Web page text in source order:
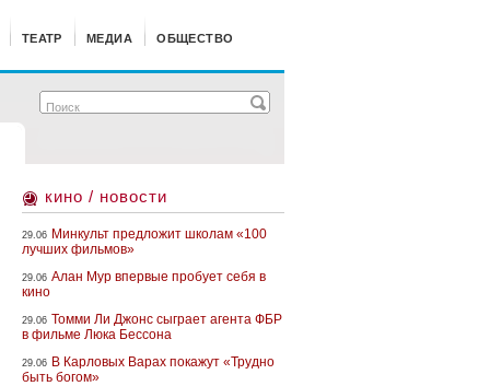
ТЕАТР МЕДИА ОБЩЕСТВО
кино / новости
29.06 Минкульт предложит школам «100
лучших фильмов»
29.06 Алан Мур впервые пробует себя в
кино
29.06 Томми Ли Джонс сыграет агента ФБР
в фильме Люка Бессона
29.06 В Карловых Варах покажут «Трудно
быть богом»